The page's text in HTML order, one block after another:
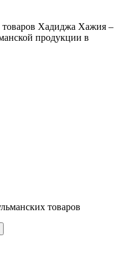
товаров Хадиджа Хажия –
продукции в
товаров